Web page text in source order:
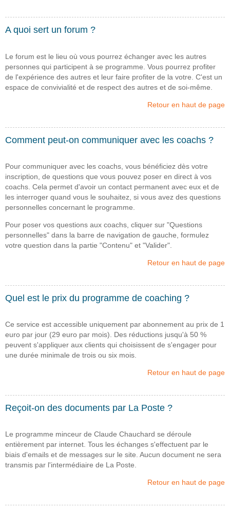
A quoi sert un forum ?
Le forum est le lieu où vous pourrez échanger avec les autres
personnes qui participent à se programme. Vous pourrez profiter
de l'expérience des autres et leur faire profiter de la votre. C'est un
espace de convivialité et de respect des autres et de soi-même.
Retour en haut de page
Comment peut-on communiquer avec les coachs ?
Pour communiquer avec les coachs, vous bénéficiez dès votre
inscription, de questions que vous pouvez poser en direct à vos
coachs. Cela permet d'avoir un contact permanent avec eux et de
les interroger quand vous le souhaitez, si vous avez des questions
personnelles concernant le programme.
Pour poser vos questions aux coachs, cliquer sur "Questions
personnelles" dans la barre de navigation de gauche, formulez
votre question dans la partie "Contenu" et "Valider".
Retour en haut de page
Quel est le prix du programme de coaching ?
Ce service est accessible uniquement par abonnement au prix de 1
euro par jour (29 euro par mois). Des réductions jusqu'à 50 %
peuvent s'appliquer aux clients qui choisissent de s'engager pour
une durée minimale de trois ou six mois.
Retour en haut de page
Reçoit-on des documents par La Poste ?
Le programme minceur de Claude Chauchard se déroule
entièrement par internet. Tous les échanges s'effectuent par le
biais d'emails et de messages sur le site. Aucun document ne sera
transmis par l'intermédiaire de La Poste.
Retour en haut de page